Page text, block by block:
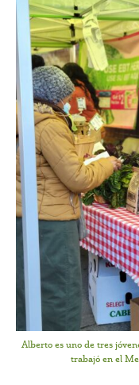
Alberto es uno de tres
trabajó en el